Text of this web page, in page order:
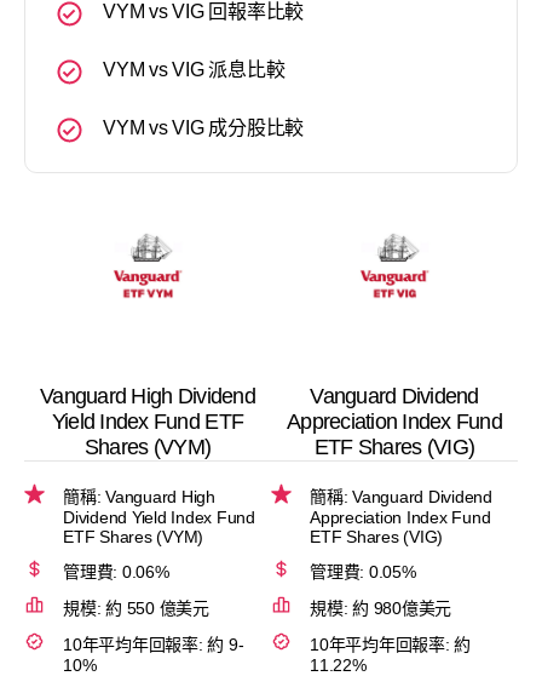
VYM vs VIG 回報率比較
VYM vs VIG 派息比較
VYM vs VIG 成分股比較
Vanguard High Dividend
Yield Index Fund ETF
Shares (VYM)
簡稱: Vanguard High
Dividend Yield Index Fund
ETF Shares (VYM)
管理費: 0.06%
規模: 約 550 億美元
10年平均年回報率: 約 9-
10%
Vanguard Dividend
Appreciation Index Fund
ETF Shares (VIG)
簡稱: Vanguard Dividend
Appreciation Index Fund
ETF Shares (VIG)
管理費: 0.05%
規模: 約 980億美元
10年平均年回報率: 約
11.22%